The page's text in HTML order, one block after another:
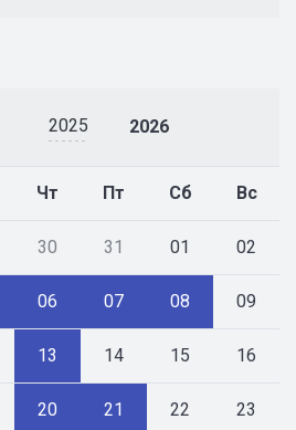
2025 2026
Чт Пт Сб Вс
30 31 01 02
06 07 08 09
13 14 15 16
20 21 22 23